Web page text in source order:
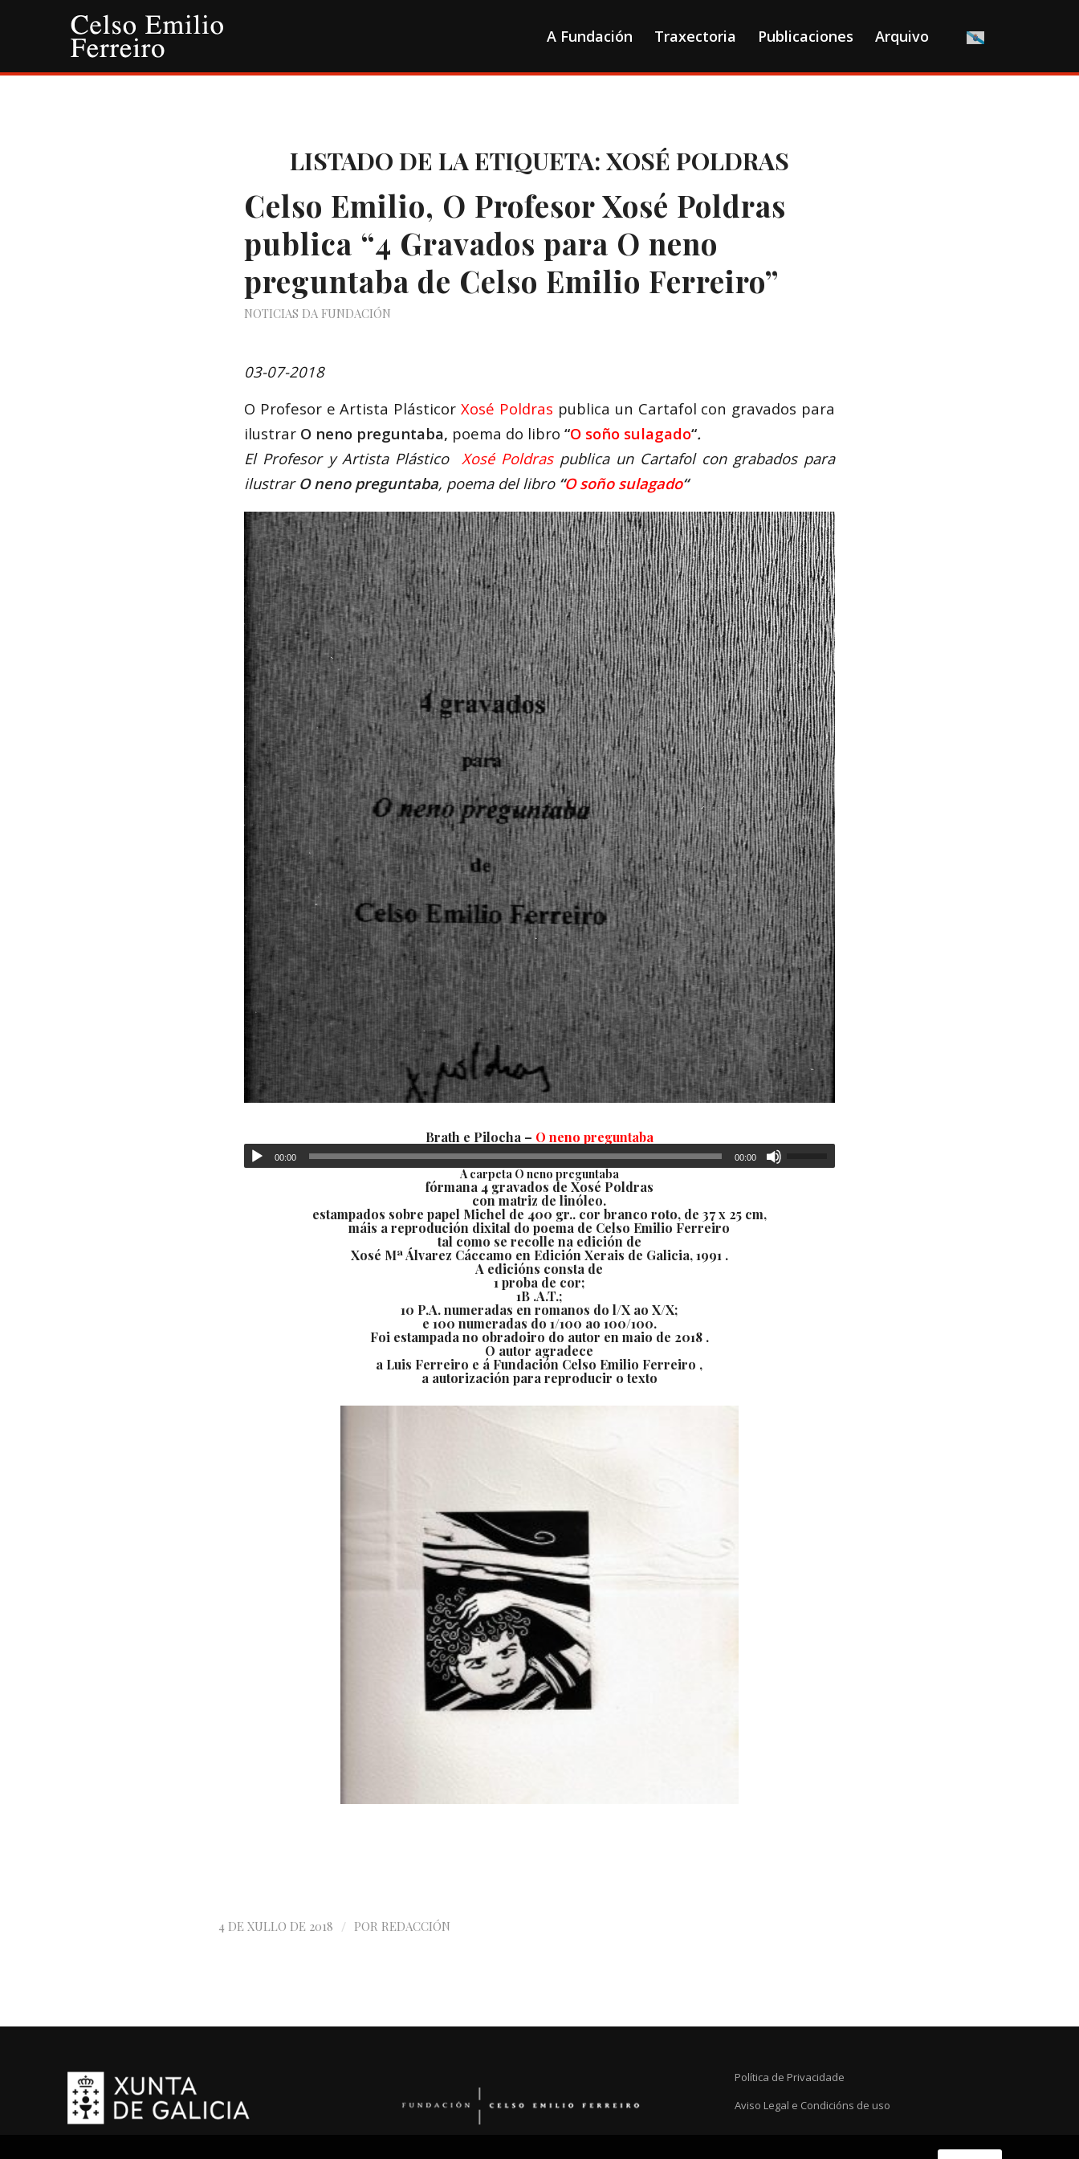
A Fundación Traxectoria Publicaciones Arquivo
LISTADO DE LA ETIQUETA: XOSÉ POLDRAS
Celso Emilio, O Profesor Xosé Poldras
publica “4 Gravados para O neno
preguntaba de Celso Emilio Ferreiro”
NOTICIAS DA FUNDACIÓN
03-07-2018
O Profesor e Artista PlásticorXosé Poldras publica un Cartafol con gravados para
ilustrarO neno preguntaba, poema do libro “O soño sulagado“.
El Profesor y Artista Plástico Xosé Poldraspublica un Cartafol con grabados para
ilustrar O neno preguntaba, poema del libro “O soño sulagado“
Brath e Pilocha – O neno preguntaba
00:00 00:00
A carpeta O neno preguntaba
fórmana 4 gravados de Xosé Poldras
con matriz de linóleo.
estampados sobre papel Michel de 400 gr.. cor branco roto, de 37 x 25 cm,
máis a reprodución dixital do poema de Celso Emilio Ferreiro
tal como se recolle na edición de
Xosé Mª Álvarez Cáccamo en Edición Xerais de Galicia, 1991 .
A edicións consta de
1 proba de cor;
1B .A.T.;
10 P.A. numeradas en romanos do l/X ao X/X;
e 100 numeradas do 1/100 ao 100/100.
Foi estampada no obradoiro do autor en maio de 2018 .
O autor agradece
a Luis Ferreiro e á Fundación Celso Emilio Ferreiro ,
a autorización para reproducir o texto
4 DE XULLO DE 2018 / POR REDACCIÓN
Política de Privacidade
Aviso Legal e Condicións de uso